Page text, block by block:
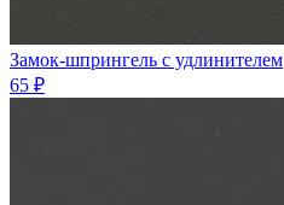
Замок-шпрингель с удлинителем
65 ₽